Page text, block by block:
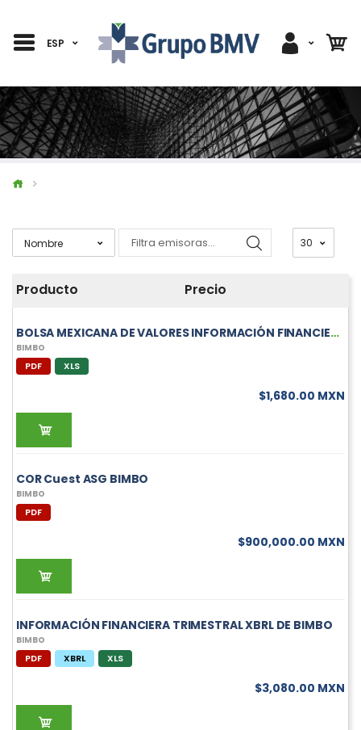
ESP
Producto Precio
BOLSA MEXICANA DE VALORES INFORMACIÓN FINANCIERA TRIMESTRAL DE BIMBO
BIMBO
PDF XLS
$1,680.00 MXN
COR Cuest ASG BIMBO
BIMBO
PDF
$900,000.00 MXN
INFORMACIÓN FINANCIERA TRIMESTRAL XBRL DE BIMBO
BIMBO
PDF XBRL XLS
$3,080.00 MXN